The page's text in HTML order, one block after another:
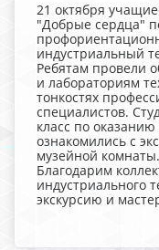
21 октября
"Добрые сердца"
индустриальный
Ребятам провели
и лабораториям
тонкостях
специалистов.
класс по
ознакомились с
музейной комнаты.
Благодарим
индустриального
экскурсию и